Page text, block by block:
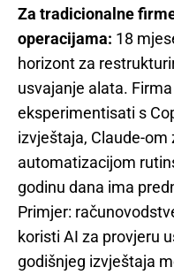
Za tradicionalne
operacijama: 18
horizont za
usvajanje alata.
eksperimentisati s
izvještaja, Claude-
automatizacijom
godinu dana ima
Primjer:
koristi AI za provjeru
godišnjeg izvještaja